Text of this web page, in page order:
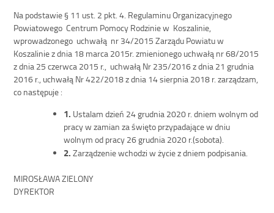
Na podstawie § 11 ust. 2 pkt. 4. Regulaminu Organizacyjnego
Powiatowego Centrum Pomocy Rodzinie w Koszalinie,
wprowadzonego uchwałą nr 34/2015 Zarządu Powiatu w
Koszalinie z dnia 18 marca 2015r. zmienionego uchwałą nr 68/2015
z dnia 25 czerwca 2015 r., uchwałą Nr 235/2016 z dnia 21 grudnia
2016 r., uchwałą Nr 422/2018 z dnia 14 sierpnia 2018 r. zarządzam,
co następuje :
1. Ustalam dzień 24 grudnia 2020 r. dniem wolnym od
pracy w zamian za święto przypadające w dniu
wolnym od pracy 26 grudnia 2020 r.(sobota).
2.Zarządzenie wchodzi w życie z dniem podpisania.
MIROSŁAWA ZIELONY
DYREKTOR